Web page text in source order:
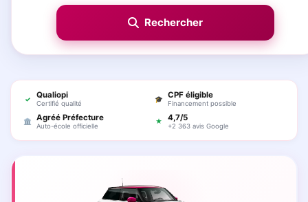
✓ Qualiopi
Certifié qualité
🎓 CPF éligible
Financement possible
🏛 Agréé Préfecture
Auto-école officielle
★ 4,7/5
+2 363 avis Google